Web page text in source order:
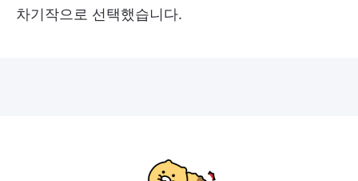
차기작으로 선택했습니다.